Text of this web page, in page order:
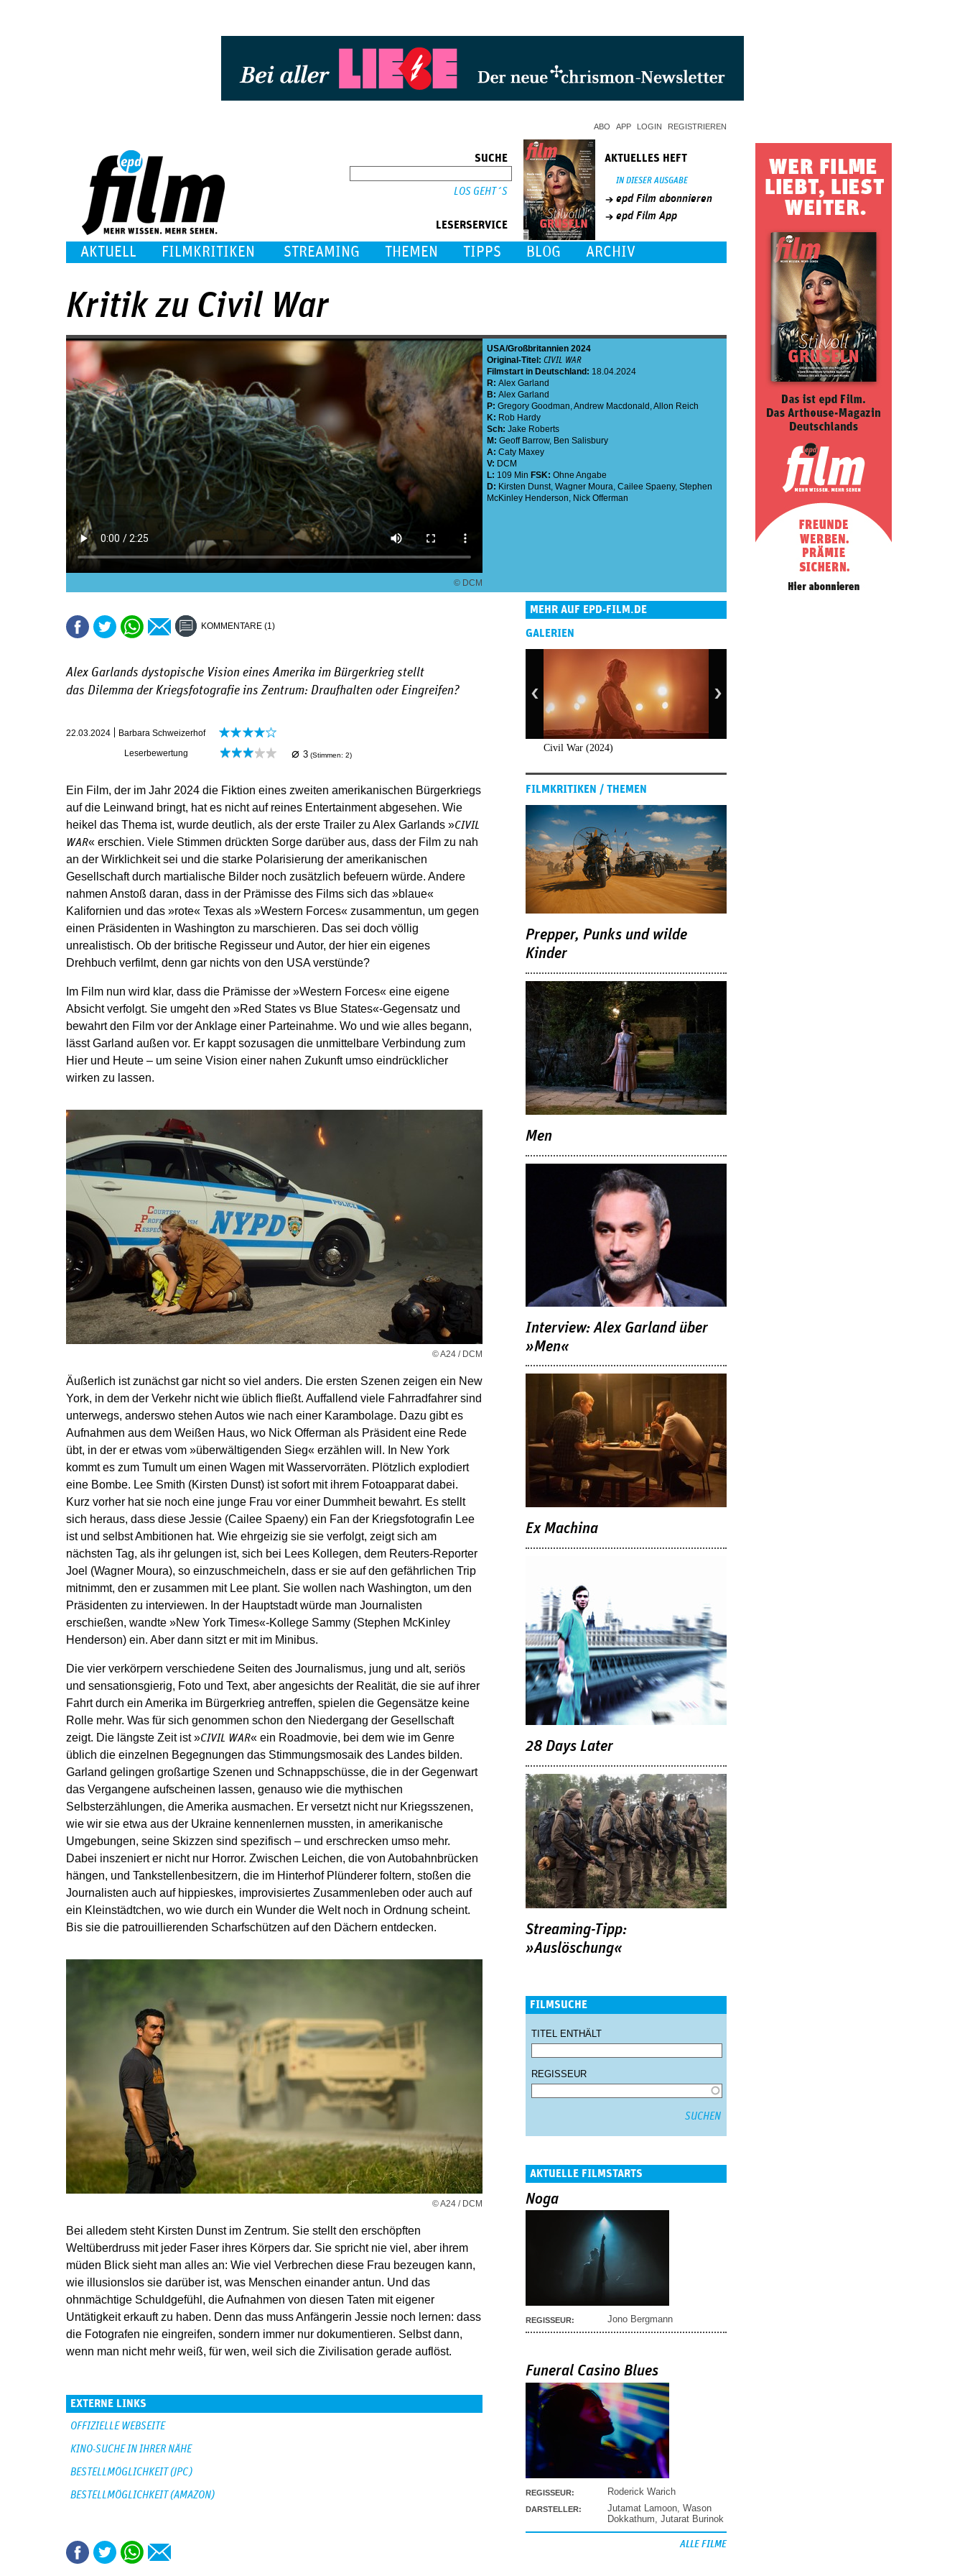
ABO APP LOGIN REGISTRIEREN
SUCHE
LESERSERVICE
AKTUELLES HEFT
IN DIESER AUSGABE
epd Film abonnieren
epd Film App
AKTUELL FILMKRITIKEN STREAMING THEMEN TIPPS BLOG ARCHIV
Kritik zu Civil War
© DCM
USA Großbritannien 2024
Original-Titel: CIVIL WAR
Filmstart in Deutschland: 18.04.2024
R: Alex Garland
B: Alex Garland
P: Gregory Goodman,Andrew Macdonald ,Allon Reich
K: Rob Hardy
Sch: Jake Roberts
M: Geoff Barrow, Ben Salisbury
A: Caty Maxey
V: DCM
L: 109 Min FSK: Ohne Angabe
D: Kirsten Dunst, Wagner Moura, Cailee Spaeny, Stephen
McKinley Henderson, Nick Offerman
KOMMENTARE (1)
Alex Garlands dystopische Vision eines Amerika im Bürgerkrieg stellt
das Dilemma der Kriegsfotografie ins Zentrum: Draufhalten oder Eingreifen?
22.03.2024
Barbara Schweizerhof
Leserbewertung
⌀ 3 (Stimmen: 2)
Ein Film, der im Jahr 2024 die Fiktion eines zweiten amerikanischen Bürgerkriegs
auf die Leinwand bringt, hat es nicht auf reines Entertainment abgesehen. Wie
heikel das Thema ist, wurde deutlich, als der erste Trailer zu Alex Garlands »CIVIL
WAR« erschien. Viele Stimmen drückten Sorge darüber aus, dass der Film zu nah
an der Wirklichkeit sei und die starke Polarisierung der amerikanischen
Gesellschaft durch martialische Bilder noch zusätzlich befeuern würde. Andere
nahmen Anstoß daran, dass in der Prämisse des Films sich das »blaue«
Kalifornien und das »rote« Texas als »Western Forces« zusammentun, um gegen
einen Präsidenten in Washington zu marschieren. Das sei doch völlig
unrealistisch. Ob der britische Regisseur und Autor, der hier ein eigenes
Drehbuch verfilmt, denn gar nichts von den USA verstünde?
Im Film nun wird klar, dass die Prämisse der »Western Forces« eine eigene
Absicht verfolgt. Sie umgeht den »Red States vs Blue States«-Gegensatz und
bewahrt den Film vor der Anklage einer Parteinahme. Wo und wie alles begann,
lässt Garland außen vor. Er kappt sozusagen die unmittelbare Verbindung zum
Hier und Heute – um seine Vision einer nahen Zukunft umso eindrücklicher
wirken zu lassen.
© A24 / DCM
Äußerlich ist zunächst gar nicht so viel anders. Die ersten Szenen zeigen ein New
York, in dem der Verkehr nicht wie üblich fließt. Auffallend viele Fahrradfahrer sind
unterwegs, anderswo stehen Autos wie nach einer Karambolage. Dazu gibt es
Aufnahmen aus dem Weißen Haus, wo Nick Offerman als Präsident eine Rede
übt, in der er etwas vom »überwältigenden Sieg« erzählen will. In New York
kommt es zum Tumult um einen Wagen mit Wasservorräten. Plötzlich explodiert
eine Bombe. Lee Smith (Kirsten Dunst) ist sofort mit ihrem Fotoapparat dabei.
Kurz vorher hat sie noch eine junge Frau vor einer Dummheit bewahrt. Es stellt
sich heraus, dass diese Jessie (Cailee Spaeny) ein Fan der Kriegsfotografin Lee
ist und selbst Ambitionen hat. Wie ehrgeizig sie sie verfolgt, zeigt sich am
nächsten Tag, als ihr gelungen ist, sich bei Lees Kollegen, dem Reuters-Reporter
Joel (Wagner Moura), so einzuschmeicheln, dass er sie auf den gefährlichen Trip
mitnimmt, den er zusammen mit Lee plant. Sie wollen nach Washington, um den
Präsidenten zu interviewen. In der Hauptstadt würde man Journalisten
erschießen, wandte »New York Times«-Kollege Sammy (Stephen McKinley
Henderson) ein. Aber dann sitzt er mit im Minibus.
Die vier verkörpern verschiedene Seiten des Journalismus, jung und alt, seriös
und sensationsgierig, Foto und Text, aber angesichts der Realität, die sie auf ihrer
Fahrt durch ein Amerika im Bürgerkrieg antreffen, spielen die Gegensätze keine
Rolle mehr. Was für sich genommen schon den Niedergang der Gesellschaft
zeigt. Die längste Zeit ist »CIVIL WAR« ein Roadmovie, bei dem wie im Genre
üblich die einzelnen Begegnungen das Stimmungsmosaik des Landes bilden.
Garland gelingen großartige Szenen und Schnappschüsse, die in der Gegenwart
das Vergangene aufscheinen lassen, genauso wie die mythischen
Selbsterzählungen, die Amerika ausmachen. Er versetzt nicht nur Kriegsszenen,
wie wir sie etwa aus der Ukraine kennenlernen mussten, in amerikanische
Umgebungen, seine Skizzen sind spezifisch – und erschrecken umso mehr.
Dabei inszeniert er nicht nur Horror. Zwischen Leichen, die von Autobahnbrücken
hängen, und Tankstellenbesitzern, die im Hinterhof Plünderer foltern, stoßen die
Journalisten auch auf hippieskes, improvisiertes Zusammenleben oder auch auf
ein Kleinstädtchen, wo wie durch ein Wunder die Welt noch in Ordnung scheint.
Bis sie die patrouillierenden Scharfschützen auf den Dächern entdecken.
© A24 / DCM
Bei alledem steht Kirsten Dunst im Zentrum. Sie stellt den erschöpften
Weltüberdruss mit jeder Faser ihres Körpers dar. Sie spricht nie viel, aber ihrem
müden Blick sieht man alles an: Wie viel Verbrechen diese Frau bezeugen kann,
wie illusionslos sie darüber ist, was Menschen einander antun. Und das
ohnmächtige Schuldgefühl, die Aufnahmen von diesen Taten mit eigener
Untätigkeit erkauft zu haben. Denn das muss Anfängerin Jessie noch lernen: dass
die Fotografen nie eingreifen, sondern immer nur dokumentieren. Selbst dann,
wenn man nicht mehr weiß, für wen, weil sich die Zivilisation gerade auflöst.
EXTERNE LINKS
OFFIZIELLE WEBSEITE
KINO-SUCHE IN IHRER NÄHE
BESTELLMÖGLICHKEIT (JPC)
BESTELLMÖGLICHKEIT (AMAZON)
MEHR AUF EPD-FILM.DE
GALERIEN
Civil War (2024)
FILMKRITIKEN / THEMEN
Prepper, Punks und wilde
Kinder
Men
Interview: Alex Garland über
»Men«
Ex Machina
28 Days Later
Streaming-Tipp:
»Auslöschung«
FILMSUCHE
TITEL ENTHÄLT
REGISSEUR
AKTUELLE FILMSTARTS
Noga
REGISSEUR: Jono Bergmann
Funeral Casino Blues
REGISSEUR: Roderick Warich
DARSTELLER: Jutamat Lamoon, Wason
Dokkathum, Jutarat Burinok
ALLE FILME